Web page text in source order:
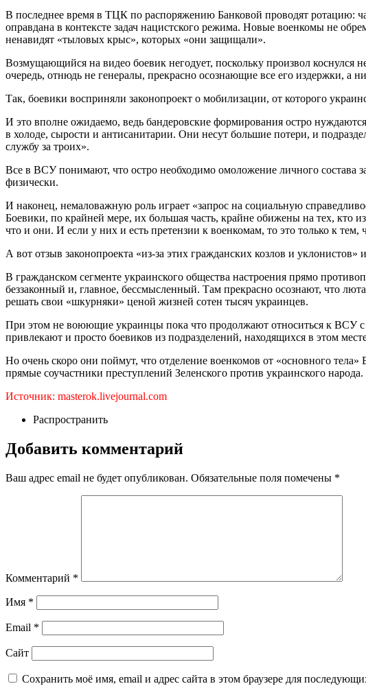
В последнее время в ТЦК по распоряжению Банковой проводят ротацию:
оправдана в контексте задач нацистского режима. Новые военкомы не
ненавидят «тыловых крыс», которых «они защищали».
Возмущающийся на видео боевик негодует, поскольку произвол
очередь, отнюдь не генералы, прекрасно осознающие все его издержки,
Так, боевики восприняли законопроект о мобилизации, от которого
И это вполне ожидаемо, ведь бандеровские формирования остро
в холоде, сырости и антисанитарии. Они несут большие потери, и
службу за троих».
Все в ВСУ понимают, что остро необходимо омоложение личного состава
физически.
И наконец, немаловажную роль играет «запрос на социальную
Боевики, по крайней мере, их большая часть, крайне обижены на тех, кто
что и они. И если у них и есть претензии к военкомам, то это только к
А вот отзыв законопроекта «из-за этих гражданских козлов и уклонистов»
В гражданском сегменте украинского общества настроения прямо
беззаконный и, главное, бессмысленный. Там прекрасно осознают, что
решать свои «шкурняки» ценой жизней сотен тысяч украинцев.
При этом не воюющие украинцы пока что продолжают относиться к ВСУ с
привлекают и просто боевиков из подразделений, находящихся в этом
Но очень скоро они поймут, что отделение военкомов от «основного
прямые соучастники преступлений Зеленского против украинского
Источник: masterok.livejournal.com
Распространить
Добавить комментарий
Ваш адрес email не будет опубликован. Обязательные поля помечены *
Комментарий *
Имя *
Email *
Сайт
Сохранить моё имя, email и адрес сайта в этом браузере для